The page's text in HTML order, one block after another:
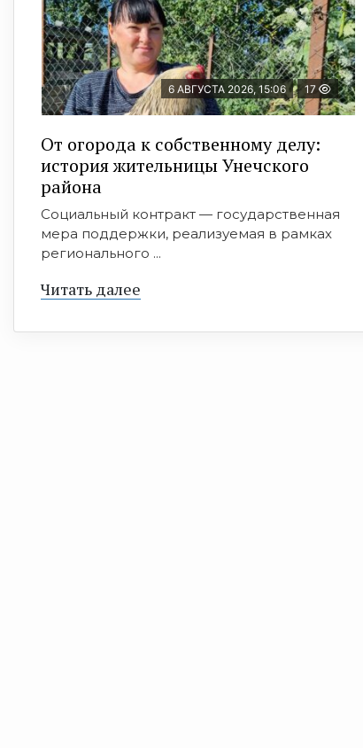
6 АВГУСТА 2026, 15:06 17
От огорода к собственному делу:
история жительницы Унечского
района
Социальный контракт — государственная
мера поддержки, реализуемая в рамках
регионального ...
Читать далее